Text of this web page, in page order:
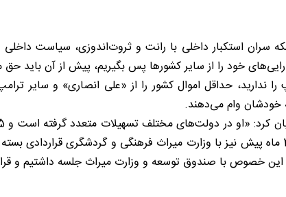
سران استکبار داخلی با رانت و ثروت‌اندوزی، سیاست
خود را از سایر کشورها پس بگیریم، پیش از آن باید حق
خودشان وام می‌دهند.
مستضعفان را از طریق تهاتر بگیرد که جلوی این کار را با افشاگری گرفتیم. 2 ماه پیش نیز با
این خصوص با صندوق توسعه و وزارت میراث جلسه داشتیم و